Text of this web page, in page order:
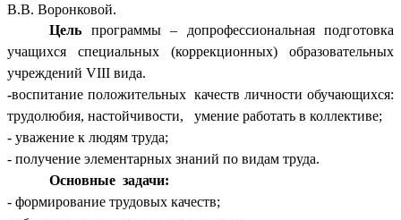
В.В. Воронковой.
Цель программы – допрофессиональная подготовка
учащихся специальных (коррекционных) образовательных
учреждений VIII вида.
-воспитание положительных качеств личности обучающихся:
трудолюбия, настойчивости, умение работать в коллективе;
- уважение к людям труда;
- получение элементарных знаний по видам труда.
Основные задачи:
- формирование трудовых качеств;